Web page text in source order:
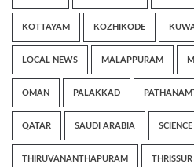
KOTTAYAM KOZHIKODE
LOCAL NEWS MALAPPURAM
OMAN PALAKKAD
QATAR SAUDI ARABIA SCIENCE
THIRUVANANTHAPURAM THRISSUR